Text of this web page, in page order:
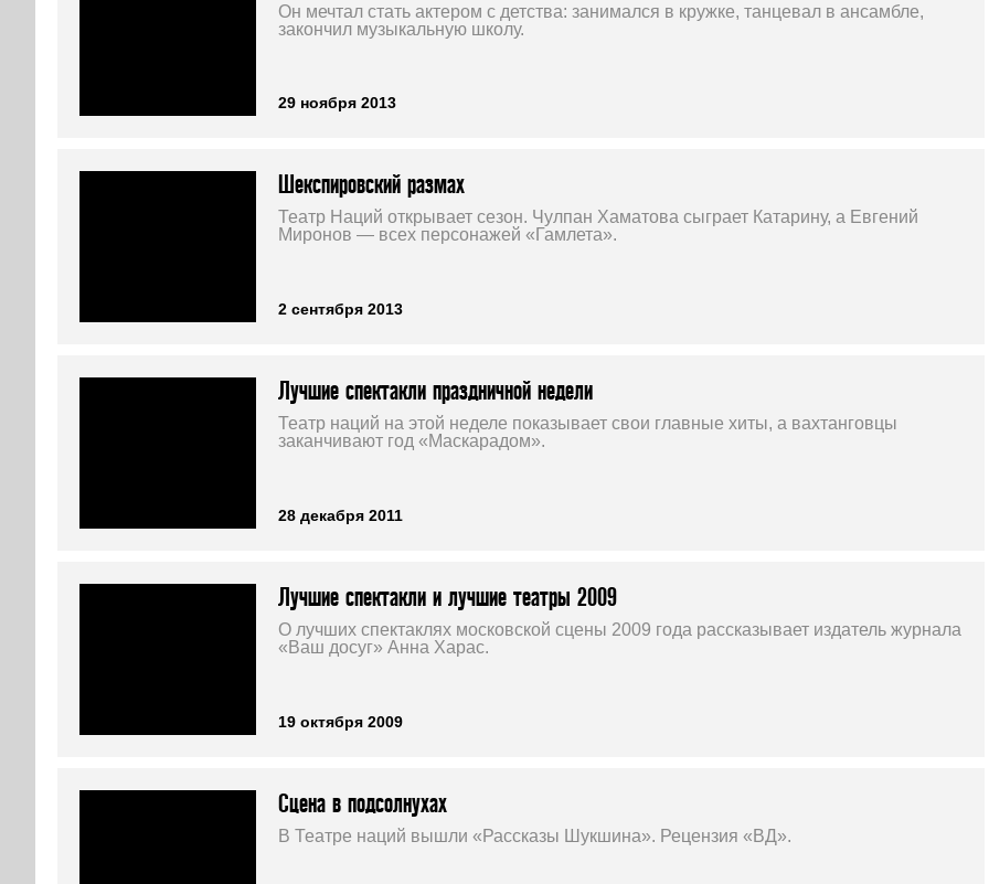
Он мечтал стать актером с детства: занимался в кружке, танцевал в ансамбле,
закончил музыкальную школу.
29 ноября 2013
Шекспировский размах
Театр Наций открывает сезон. Чулпан Хаматова сыграет Катарину, а Евгений
Миронов — всех персонажей «Гамлета».
2 сентября 2013
Лучшие спектакли праздничной недели
Театр наций на этой неделе показывает свои главные хиты, а вахтанговцы
заканчивают год «Маскарадом».
28 декабря 2011
Лучшие спектакли и лучшие театры 2009
О лучших спектаклях московской сцены 2009 года рассказывает издатель журнала
«Ваш досуг» Анна Харас.
19 октября 2009
Сцена в подсолнухах
В Театре наций вышли «Рассказы Шукшина». Рецензия «ВД».